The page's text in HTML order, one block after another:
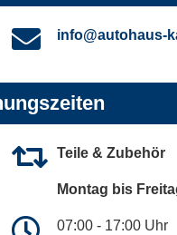
info@autohaus-
Teile & Zubehör
Montag bis
07:00 - 17:00 Uhr